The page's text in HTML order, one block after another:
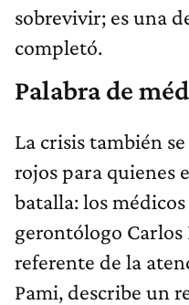
sobrevivir; es una
completó.
Palabra de
La crisis también
rojos para quienes
batalla: los
gerontólogo
referente de la
Pami, describe un